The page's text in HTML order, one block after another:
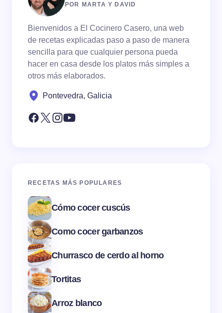
POR MARTA Y DAVID
Bienvenidos a El Cocinero Casero, una web
de recetas explicadas paso a paso de manera
sencilla para que cualquier persona pueda
hacer en casa desde los platos más simples a
otros más elaborados.
Pontevedra, Galicia
RECETAS MÁS POPULARES
Cómo cocer cuscús
Como cocer garbanzos
Churrasco de cerdo al horno
Tortitas
Arroz blanco